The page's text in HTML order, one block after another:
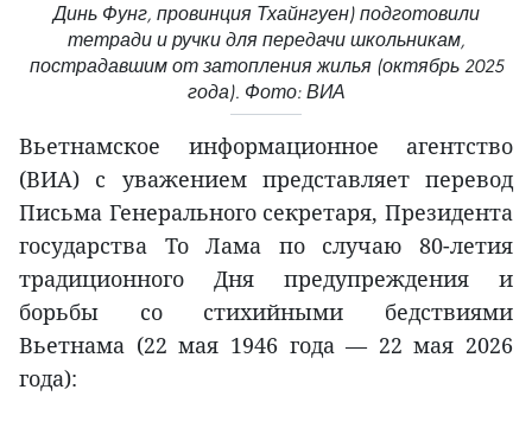
Динь Фунг, провинция Тхайнгуен) подготовили
тетради и ручки для передачи школьникам,
пострадавшим от затопления жилья (октябрь 2025
года). Фото: ВИА
Вьетнамское информационное агентство
(ВИА) с уважением представляет перевод
Письма Генерального секретаря, Президента
государства То Лама по случаю 80-летия
традиционного Дня предупреждения и
борьбы со стихийными бедствиями
Вьетнама (22 мая 1946 года — 22 мая 2026
года):